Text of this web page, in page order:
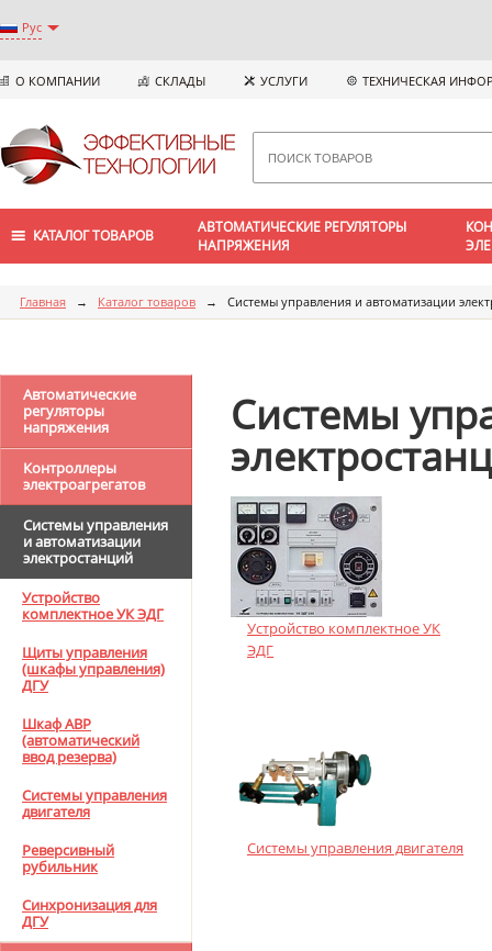
Рус
О КОМПАНИИ СКЛАДЫ УСЛУГИ ТЕХНИЧЕСКАЯ
КАТАЛОГ ТОВАРОВ
АВТОМАТИЧЕСКИЕ РЕГУЛЯТОРЫ
НАПРЯЖЕНИЯ
Главная → Каталог товаров → Системы управления и автоматизации
Автоматические
регуляторы
напряжения
Контроллеры
электроагрегатов
Системы управления
и автоматизации
электростанций
Устройство
комплектное УК ЭДГ
Щиты управления
(шкафы управления)
ДГУ
Шкаф АВР
(автоматический
ввод резерва)
Системы управления
двигателя
Реверсивный
рубильник
Синхронизация для
ДГУ
Системы
Устройство комплектное УК
ЭДГ
Системы управления двигателя